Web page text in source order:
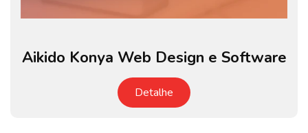
Aikido Konya Web Design e Software
Detalhe